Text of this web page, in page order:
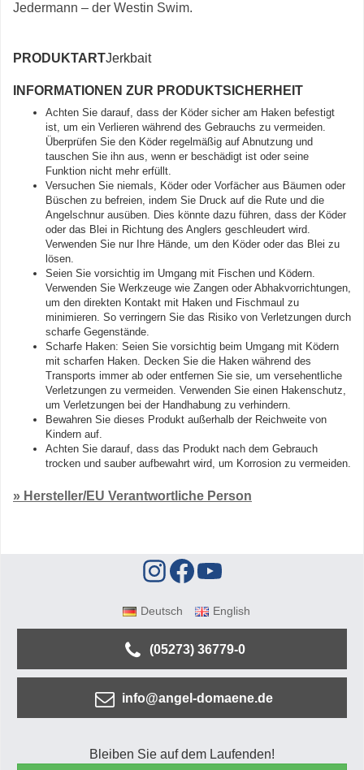
Jedermann – der Westin Swim.
PRODUKTARTJerkbait
INFORMATIONEN ZUR PRODUKTSICHERHEIT
Achten Sie darauf, dass der Köder sicher am Haken befestigt
ist, um ein Verlieren während des Gebrauchs zu vermeiden.
Überprüfen Sie den Köder regelmäßig auf Abnutzung und
tauschen Sie ihn aus, wenn er beschädigt ist oder seine
Funktion nicht mehr erfüllt.
Versuchen Sie niemals, Köder oder Vorfächer aus Bäumen oder
Büschen zu befreien, indem Sie Druck auf die Rute und die
Angelschnur ausüben. Dies könnte dazu führen, dass der Köder
oder das Blei in Richtung des Anglers geschleudert wird.
Verwenden Sie nur Ihre Hände, um den Köder oder das Blei zu
lösen.
Seien Sie vorsichtig im Umgang mit Fischen und Ködern.
Verwenden Sie Werkzeuge wie Zangen oder Abhakvorrichtungen,
um den direkten Kontakt mit Haken und Fischmaul zu
minimieren. So verringern Sie das Risiko von Verletzungen durch
scharfe Gegenstände.
Scharfe Haken: Seien Sie vorsichtig beim Umgang mit Ködern
mit scharfen Haken. Decken Sie die Haken während des
Transports immer ab oder entfernen Sie sie, um versehentliche
Verletzungen zu vermeiden. Verwenden Sie einen Hakenschutz,
um Verletzungen bei der Handhabung zu verhindern.
Bewahren Sie dieses Produkt außerhalb der Reichweite von
Kindern auf.
Achten Sie darauf, dass das Produkt nach dem Gebrauch
trocken und sauber aufbewahrt wird, um Korrosion zu vermeiden.
» Hersteller/EU Verantwortliche Person
Deutsch English
(05273) 36779-0
info@angel-domaene.de
Bleiben Sie auf dem Laufenden!